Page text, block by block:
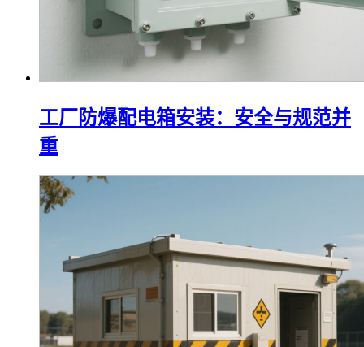
工厂防爆配电箱安装：安全与规范并
重